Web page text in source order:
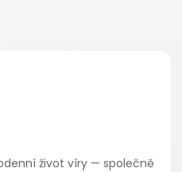
život víry — společně